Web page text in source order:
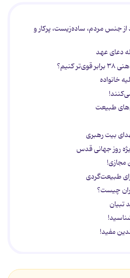
جنس مردم، ساده‌زیست، پرکار و
دعای عهد
کنیم؟
طبیعت
بیت رهبری
روز جهانی قدس
مجازی!
چیست؟
تبیان
مفید!